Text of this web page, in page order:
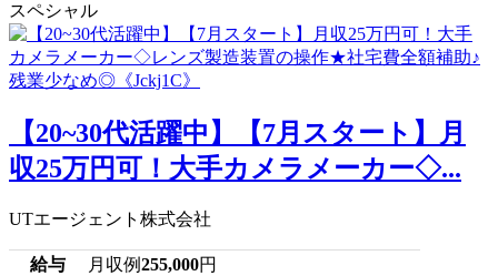
スペシャル
【20~30代活躍中】【7月スタート】月
収25万円可！大手カメラメーカー◇...
UTエージェント株式会社
給与 月収例255,000円